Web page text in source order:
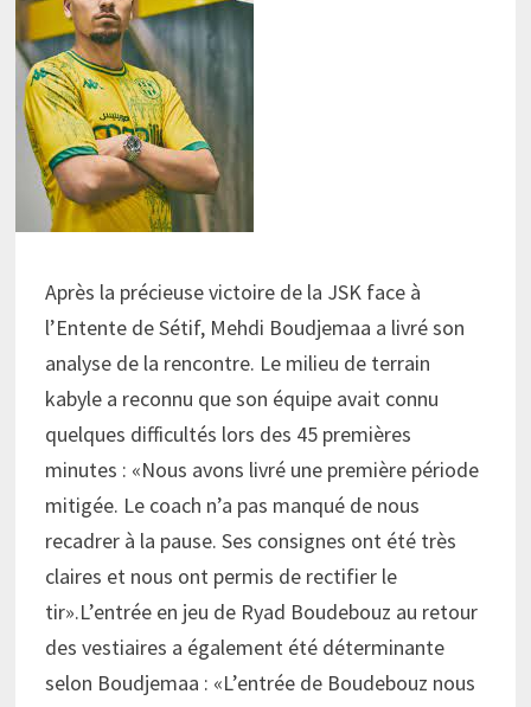
Après la précieuse victoire de la JSK face à
l’Entente de Sétif, Mehdi Boudjemaa a livré son
analyse de la rencontre. Le milieu de terrain
kabyle a reconnu que son équipe avait connu
quelques difficultés lors des 45 premières
minutes : «Nous avons livré une première période
mitigée. Le coach n’a pas manqué de nous
recadrer à la pause. Ses consignes ont été très
claires et nous ont permis de rectifier le
tir».L’entrée en jeu de Ryad Boudebouz au retour
des vestiaires a également été déterminante
selon Boudjemaa : «L’entrée de Boudebouz nous